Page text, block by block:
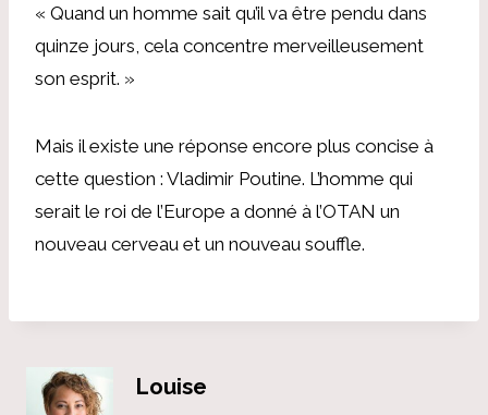
« Quand un homme sait qu’il va être pendu dans
quinze jours, cela concentre merveilleusement
son esprit. »
Mais il existe une réponse encore plus concise à
cette question : Vladimir Poutine. L’homme qui
serait le roi de l’Europe a donné à l’OTAN un
nouveau cerveau et un nouveau souffle.
Louise